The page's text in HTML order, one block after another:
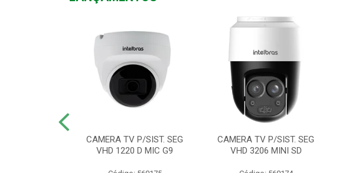
CAMERA TV P/SIST. SEG
VHD 1220 D MIC G9
CAMERA TV P/SIST. SEG
VHD 3206 MINI SD